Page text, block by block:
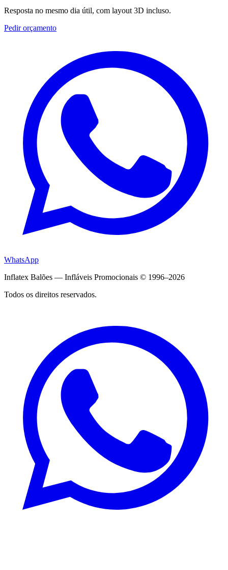
Resposta no mesmo dia útil, com layout 3D incluso.
Pedir orçamento
WhatsApp
Inflatex Balões — Infláveis Promocionais © 1996–2026
Todos os direitos reservados.